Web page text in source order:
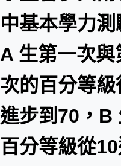
中基本學力測
A 生第一次與
次的百分等級
進步到70，B
百分等級從